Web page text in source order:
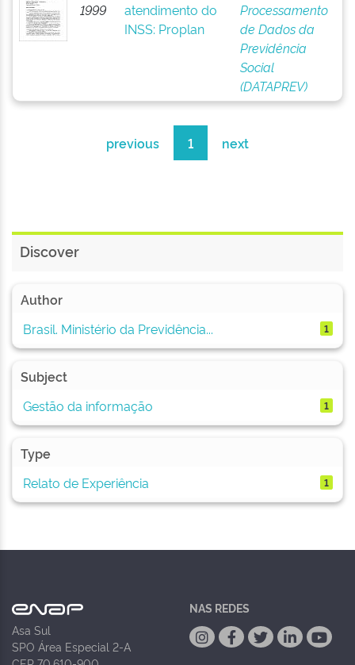
1999
atendimento do
INSS: Proplan
Processamento
de Dados da
Previdência
Social
(DATAPREV)
previous 1 next
Discover
Author
Brasil. Ministério da Previdência...
1
Subject
Gestão da informação
1
Type
Relato de Experiência
1
Asa Sul
SPO Área Especial 2-A
NAS REDES